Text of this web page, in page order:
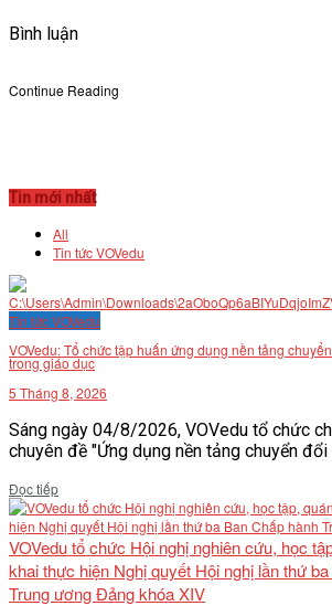
Bình luận
Continue Reading
Tin mới nhất
All
Tin tức VOVedu
Tin tức VOVedu
VOVedu: Tổ chức tập huấn ứng dụng nền tảng
trong giáo dục
5 Tháng 8, 2026
Sáng ngày 04/8/2026, VOVedu tổ chức
chuyên đề "Ứng dụng nền tảng chuyển đổi
Đọc tiếpDetails
VOVedu tổ chức Hội nghị nghiên cứu, học
khai thực hiện Nghị quyết Hội nghị lần thứ
Trung ương Đảng khóa XIV